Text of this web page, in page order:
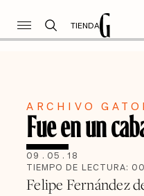
TIENDA
ARCHIVO
Fue en un
09 . 05 . 18
TIEMPO DE LECTURA: 00
Felipe Fernández